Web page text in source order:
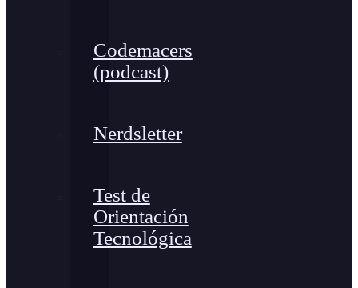
Codemacers
(podcast)
Nerdsletter
Test de
Orientación
Tecnológica